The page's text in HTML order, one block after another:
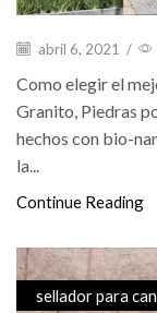
abril 6, 2021 /
Como elegir el
Granito, Piedras
hechos con bio-
la...
Continue Reading
sellador para